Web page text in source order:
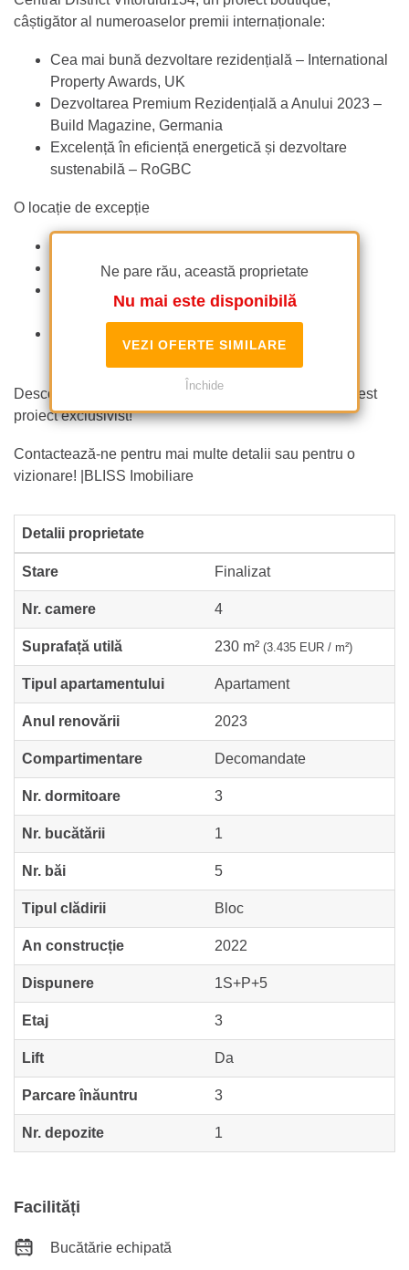
Ne pare rău, această proprietate
Nu mai este disponibilă
VEZI OFERTE SIMILARE
Închide
câștigător al numeroaselor premii internaționale:
Cea mai bună dezvoltare rezidențială – International
Property Awards, UK
Dezvoltarea Premium Rezidențială a Anului 2023 –
Build Magazine, Germania
Excelență în eficiență energetică și dezvoltare
sustenabilă – RoGBC
O locație de excepție
Acces rapid la transport public
Bucureștiului
Descoperă singurul penthouse-triplex disponibil în acest
proiect exclusivist!
Contactează-ne pentru mai multe detalii sau pentru o
vizionare! |BLISS Imobiliare
Detalii proprietate
Stare Finalizat
Nr. camere 4
Suprafață utilă 230 m² (3.435 EUR / m²)
Tipul apartamentului Apartament
Anul renovării 2023
Compartimentare Decomandate
Nr. dormitoare 3
Nr. bucătării 1
Nr. băi 5
Tipul clădirii Bloc
An construcție 2022
Dispunere 1S+P+5
Etaj 3
Lift Da
Parcare înăuntru 3
Nr. depozite 1
Facilități
Bucătărie echipată